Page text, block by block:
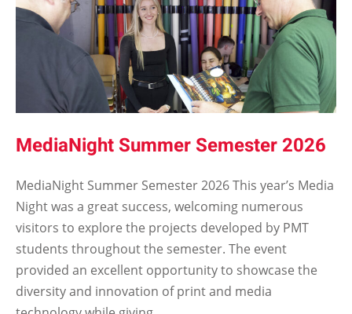
MediaNight Summer Semester 2026
MediaNight Summer Semester 2026 This year’s Media
Night was a great success, welcoming numerous
visitors to explore the projects developed by PMT
students throughout the semester. The event
provided an excellent opportunity to showcase the
diversity and innovation of print and media